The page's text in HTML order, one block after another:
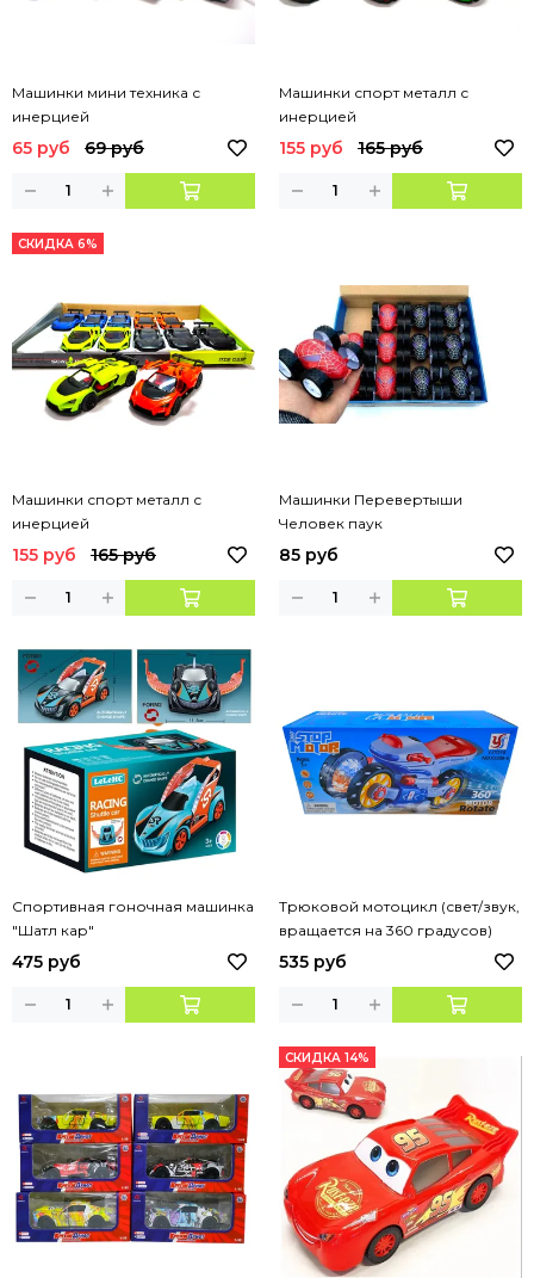
Машинки мини техника с
инерцией
65 руб 69 руб
Машинки спорт металл с
инерцией
155 руб 165 руб
СКИДКА 6%
Машинки спорт металл с
инерцией
155 руб 165 руб
Машинки Перевертыши
Человек паук
85 руб
Спортивная гоночная машинка
"Шатл кар"
475 руб
Трюковой мотоцикл (свет/звук,
вращается на 360 градусов)
535 руб
СКИДКА 14%